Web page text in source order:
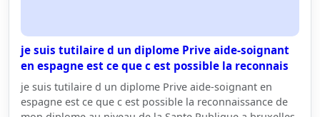
je suis tutilaire d un diplome Prive aide-soignant
en espagne est ce que c est possible la reconnais
je suis tutilaire d un diplome Prive aide-soignant en
espagne est ce que c est possible la reconnaissance de